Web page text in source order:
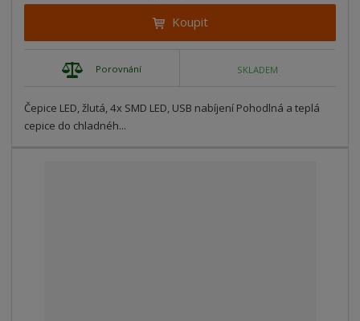
Koupit
Porovnání SKLADEM
Čepice LED, žlutá, 4x SMD LED, USB nabíjení Pohodlná a teplá
cepice do chladnéh...